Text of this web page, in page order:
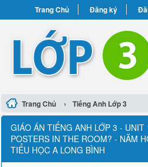
Trang Chủ Đăng ký
Trang Chủ › Tiếng Anh Lớp 3
GIÁO ÁN TIẾNG ANH LỚP 3 - UNIT
POSTERS IN THE ROOM? - NĂM
TIỂU HỌC A LONG BÌNH